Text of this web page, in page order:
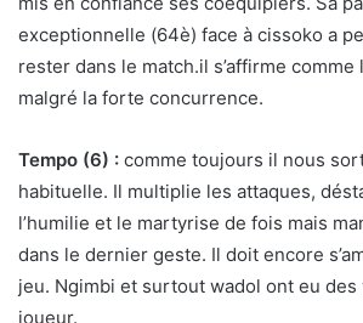
exceptionnelle (64è) face à cissoko a
rester dans le match.il s’affirme
malgré la forte concurrence.
Tempo (6) : comme toujours il nous
habituelle. Il multiplie les attaques,
l’humilie et le martyrise de fois mais
dans le dernier geste. Il doit encore
jeu. Ngimbi et surtout wadol ont eu
joueur.